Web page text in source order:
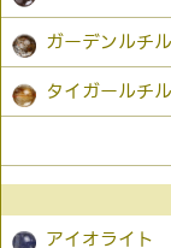
ガーデンルチル
タイガールチル
アイオライト